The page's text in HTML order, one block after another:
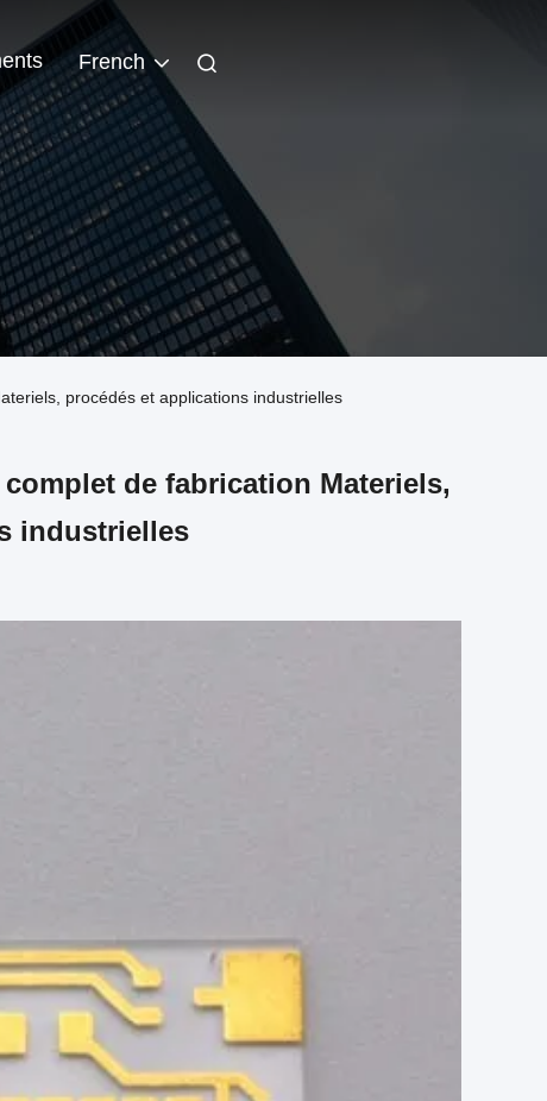
French
procédés et applications industrielles
de fabrication Materiels,
industrielles